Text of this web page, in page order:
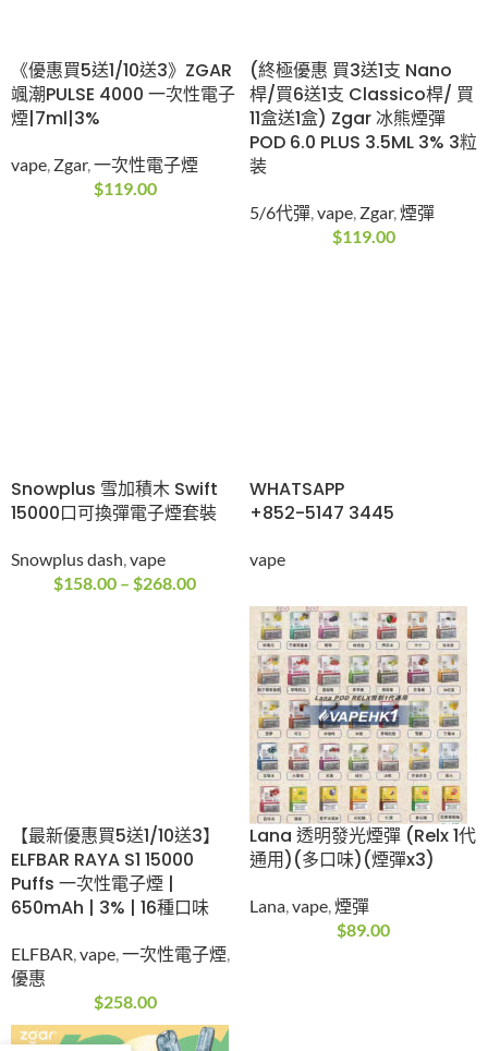
《優惠買5送1/10送3》ZGAR
颯潮PULSE 4000 一次性電子
煙|7ml|3%
vape Zgar, 一次性電子煙
$119.00
(終極優惠 買3送1支 Nano
桿/買6送1支 Classico桿/ 買
11盒送1盒) Zgar 冰熊煙彈
POD 6.0 PLUS 3.5ML 3% 3粒
装
5/6代彈 vape Zgar, 煙彈
$119.00
Snowplus 雪加積木 Swift
15000口可換彈電子煙套裝
Snowplus dash vape
$158.00 – $268.00
WHATSAPP
+852-5147 3445
vape
【最新優惠買5送1/10送3】
ELFBAR RAYA S1 15000
Puffs 一次性電子煙 |
650mAh | 3% | 16種口味
ELFBAR vape 一次性電子煙
優惠
$258.00
Lana 透明發光煙彈 (Relx 1代
通用)(多口味)(煙彈x3)
Lana vape 煙彈
$89.00